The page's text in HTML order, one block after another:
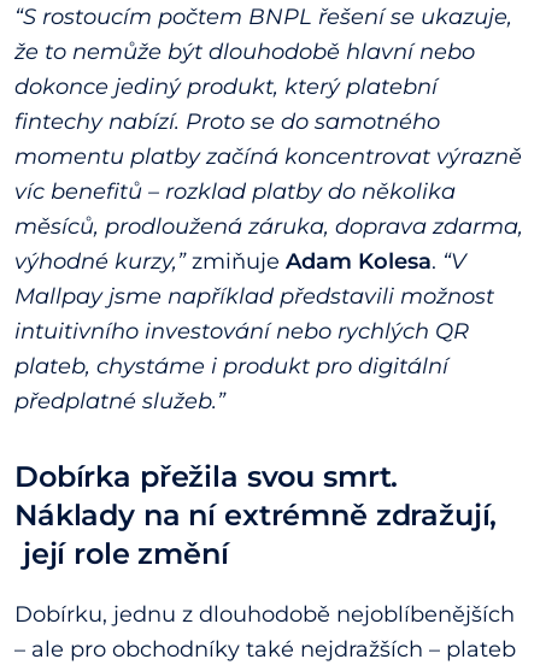
“S rostoucím počtem BNPL řešení se ukazuje,
že to nemůže být dlouhodobě hlavní nebo
dokonce jediný produkt, který platební
fintechy nabízí. Proto se do samotného
momentu platby začíná koncentrovat výrazně
víc benefitů – rozklad platby do několika
měsíců, prodloužená záruka, doprava zdarma,
výhodné kurzy,”zmiňuje Adam Kolesa. “V
Mallpay jsme například představili možnost
intuitivního investování nebo rychlých QR
plateb, chystáme i produkt pro digitální
předplatné služeb.”
Dobírka přežila svou smrt.
Náklady na ní extrémně zdražují,
její role změní
Dobírku, jednu z dlouhodobě nejoblíbenějších
– ale pro obchodníky také nejdražších – plateb